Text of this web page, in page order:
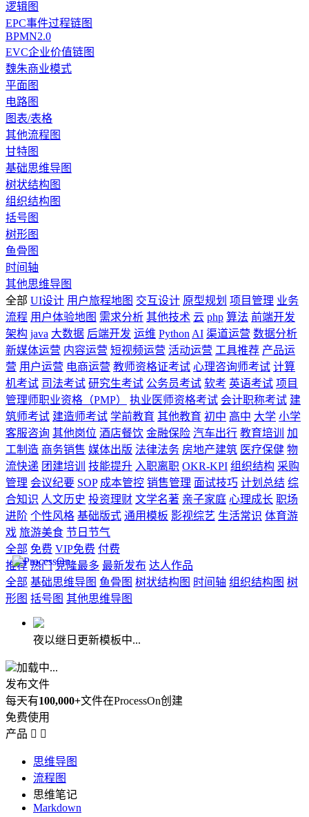
逻辑图
EPC事件过程链图
BPMN2.0
EVC企业价值链图
魏朱商业模式
平面图
电路图
图表/表格
其他流程图
甘特图
基础思维导图
树状结构图
组织结构图
括号图
树形图
鱼骨图
时间轴
其他思维导图
全部 UI设计 用户旅程地图 交互设计 原型规划 项目管理 业务
流程 用户体验地图 需求分析 其他技术 云 php 算法 前端开发
架构 java 大数据 后端开发 运维 Python AI 渠道运营 数据分析
新媒体运营 内容运营 短视频运营 活动运营 工具推荐 产品运
营 用户运营 电商运营 教师资格证考试 心理咨询师考试 计算
机考试 司法考试 研究生考试 公务员考试 软考 英语考试 项目
管理师职业资格（PMP）
执业医师资格考试 会计职称考试 建
筑师考试 建造师考试 学前教育 其他教育 初中 高中 大学 小学
客服咨询 其他岗位 酒店餐饮 金融保险 汽车出行 教育培训
加
工制造 商务销售 媒体出版 法律法务 房地产建筑 医疗保健 物
流快递 团建培训 技能提升 入职离职 OKR-KPI 组织结构 采购
管理 会议纪要 SOP 成本管控 销售管理 面试技巧 计划总结 综
合知识 人文历史 投资理财 文学名著 亲子家庭 心理成长 职场
进阶 个性风格 基础版式 通用模板 影视综艺 生活常识 体育游
戏 旅游美食 节日节气
全部 免费 VIP免费 付费
推荐 热门 克隆最多 最新发布 达人作品
全部 基础思维导图 鱼骨图 树状结构图 时间轴 组织结构图 树
形图 括号图 其他思维导图
夜以继日更新模板中...
加载中...
发布文件
每天有100,000+文件在ProcessOn创建
免费使用
产品  
思维导图
流程图
思维笔记
Markdown